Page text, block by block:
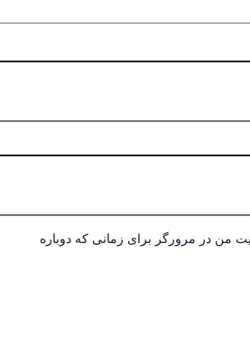
در مرورگر برای زمانی که دوباره